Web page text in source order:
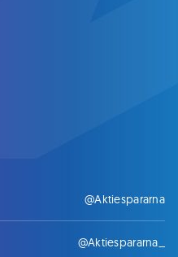
@Aktiespararna
@Aktiespararna_